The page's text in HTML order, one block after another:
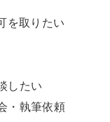
を取りたい
したい
・執筆依頼